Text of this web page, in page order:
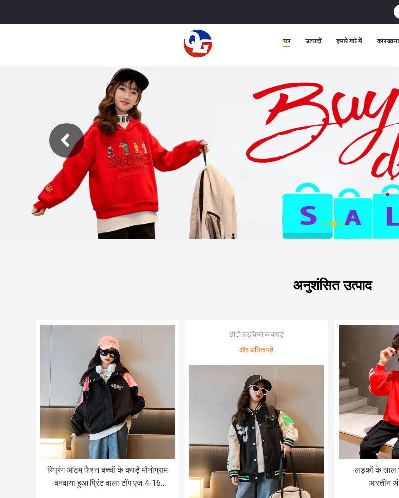
घर उत्पादों हमारे बारे में
1 2 3
अनुशंसित उत्पाद
स्प्रिंग ऑटम फैशन बच्चों के कपड़े मोनोग्राम
बनवाया हुआ प्रिंट वाला टॉप एज 4-16
छोटी लड़कियों के कपड़े
और अधिक पढ़ें
लड़कों के लाल
आस्तीन